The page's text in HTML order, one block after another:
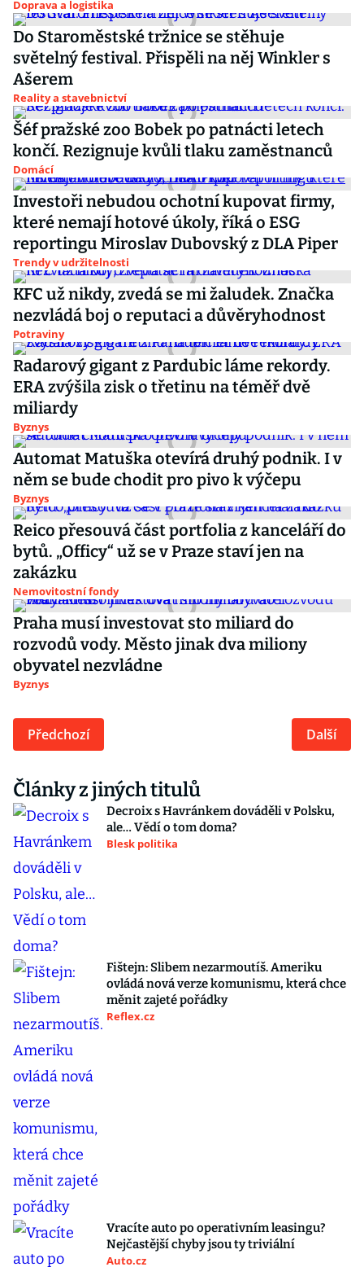
Doprava a logistika
Do Staroměstské tržnice se stěhuje
světelný festival. Přispěli na něj Winkler s
Ašerem
Reality a stavebnictví
Šéf pražské zoo Bobek po patnácti letech
končí. Rezignuje kvůli tlaku zaměstnanců
Domácí
Investoři nebudou ochotní kupovat firmy,
které nemají hotové úkoly, říká o ESG
reportingu Miroslav Dubovský z DLA Piper
Trendy v udržitelnosti
KFC už nikdy, zvedá se mi žaludek. Značka
nezvládá boj o reputaci a důvěryhodnost
Potraviny
Radarový gigant z Pardubic láme rekordy.
ERA zvýšila zisk o třetinu na téměř dvě
miliardy
Byznys
Automat Matuška otevírá druhý podnik. I v
něm se bude chodit pro pivo k výčepu
Byznys
Reico přesouvá část portfolia z kanceláří do
bytů. „Officy“ už se v Praze staví jen na
zakázku
Nemovitostní fondy
Praha musí investovat sto miliard do
rozvodů vody. Město jinak dva miliony
obyvatel nezvládne
Byznys
Předchozí Další
Články z jiných titulů
Decroix s Havránkem dováděli v Polsku,
ale… Vědí o tom doma?
Blesk politika
Fištejn: Slibem nezarmoutíš. Ameriku
ovládá nová verze komunismu, která chce
měnit zajeté pořádky
Reflex.cz
Vracíte auto po operativním leasingu?
Nejčastější chyby jsou ty triviální
Auto.cz